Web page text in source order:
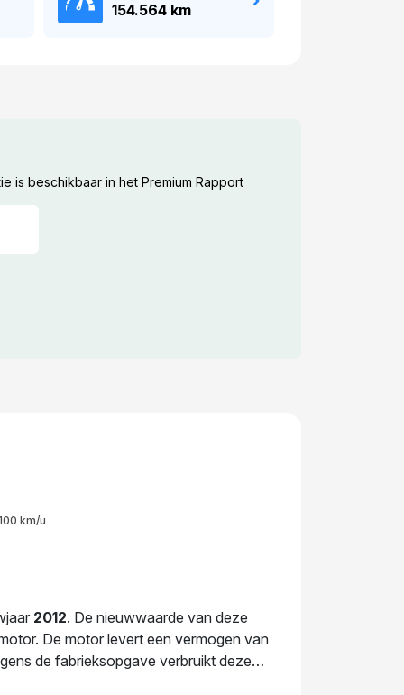
154.564 km
is beschikbaar in het Premium Rapport
km/u
2012. De nieuwwaarde van deze
De motor levert een vermogen van
de fabrieksopgave verbruikt deze
De huidige eigenaar heeft deze